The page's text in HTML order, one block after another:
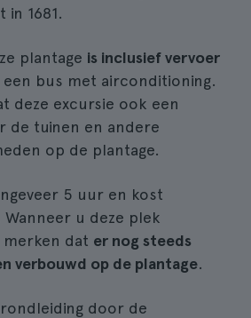
1681.
plantage is inclusief vervoer
een bus met airconditioning.
deze excursie ook een
de tuinen en andere
op de plantage.
5 uur en kost
u deze plek
dat er nog steeds
verbouwd op de plantage.
door de